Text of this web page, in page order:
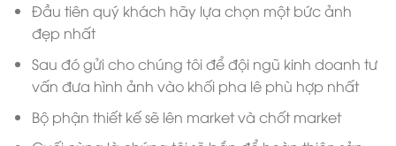
Đầu tiên quý khách hãy lựa chọn một bức ảnh
đẹp nhất
Sau đó gửi cho chúng tôi để đội ngũ kinh doanh tư
vấn đưa hình ảnh vào khối pha lê phù hợp nhất
Bộ phận thiết kế sẽ lên market và chốt market